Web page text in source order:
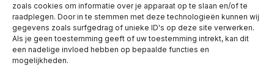
zoals cookies om informatie over je apparaat op te slaan en/of te
raadplegen. Door in te stemmen met deze technologieën kunnen wij
gegevens zoals surfgedrag of unieke ID's op deze site verwerken.
Als je geen toestemming geeft of uw toestemming intrekt, kan dit
een nadelige invloed hebben op bepaalde functies en
mogelijkheden.
Merken ApparatuurNieuwsberichten Trainingen
KennisbankPartnersOver ons VacaturesContact